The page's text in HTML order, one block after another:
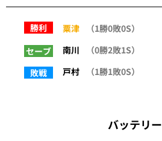
勝利 粟津
（1勝0敗0S）
セーブ
南川
（0勝2敗1S）
敗戦
戸村 （1勝1敗0S）
バッテリー